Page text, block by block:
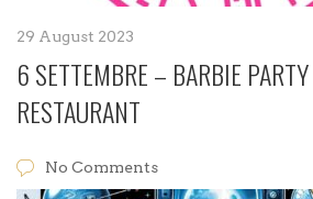
29 August 2023
6 SETTEMBRE – BARBIE
RESTAURANT
No Comments